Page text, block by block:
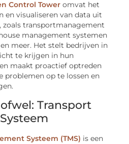
Control Tower omvat het
en visualiseren van data uit
zoals transportmanagement
management systemen
en meer. Het stelt bedrijven in
te krijgen in hun
maakt proactief optreden
problemen op te lossen en
Transport
Systeem (TMS) is een